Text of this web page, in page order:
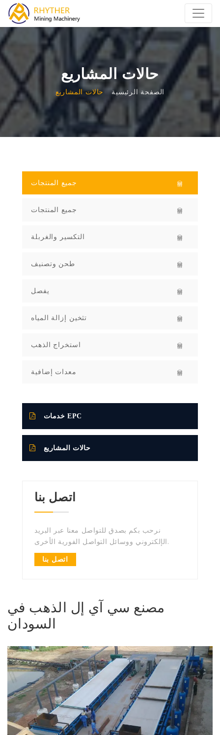
حالات المشاريع
الصفحة الرئيسية حالات المشاريع
جميع المنتجات
جميع المنتجات
التكسير والغربلة
طحن وتصنيف
يفصل
تثخين إزالة المياه
استخراج الذهب
معدات إضافية
خدمات EPC
حالات المشاريع
اتصل بنا
نرحب بكم بصدق للتواصل معنا عبر البريد
الإلكتروني ووسائل التواصل الفورية الأخرى.
اتصل بنا
مصنع سي آي إل الذهب في
السودان